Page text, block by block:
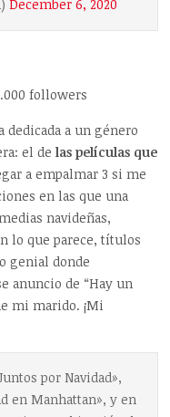
December 6, 2020
followers
dedicada a un género
el delas películas que
a empalmar 3 si me
en las que una
navideñas,
lo que parece, títulos
genial donde
anuncio de “Hay un
mi marido. ¡Mi
por Navidad»,
en Manhattan», y en